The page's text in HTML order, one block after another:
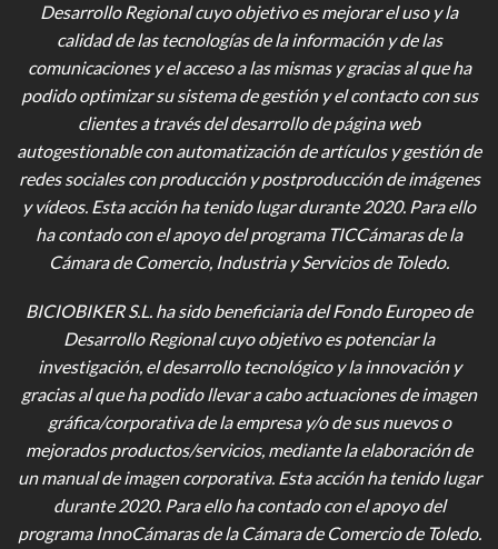
Desarrollo Regional cuyo objetivo es mejorar el uso y la
calidad de las tecnologías de la información y de las
comunicaciones y el acceso a las mismas y gracias al que ha
podido optimizar su sistema de gestión y el contacto con sus
clientes a través del desarrollo de página web
autogestionable con automatización de artículos y gestión de
redes sociales con producción y postproducción de imágenes
y vídeos. Esta acción ha tenido lugar durante 2020. Para ello
ha contado con el apoyo del programa TICCámaras de la
Cámara de Comercio, Industria y Servicios de Toledo.
BICIOBIKER S.L. ha sido beneficiaria del Fondo Europeo de
Desarrollo Regional cuyo objetivo es potenciar la
investigación, el desarrollo tecnológico y la innovación y
gracias al que ha podido llevar a cabo actuaciones de imagen
gráfica/corporativa de la empresa y/o de sus nuevos o
mejorados productos/servicios, mediante la elaboración de
un manual de imagen corporativa. Esta acción ha tenido lugar
durante 2020. Para ello ha contado con el apoyo del
programa InnoCámaras de la Cámara de Comercio de Toledo.